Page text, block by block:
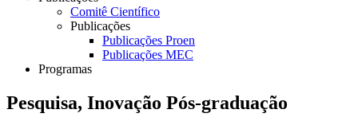
Comitê Científico
Publicações
Publicações Proen
Publicações MEC
Programas
Pesquisa, Inovação Pós-graduação